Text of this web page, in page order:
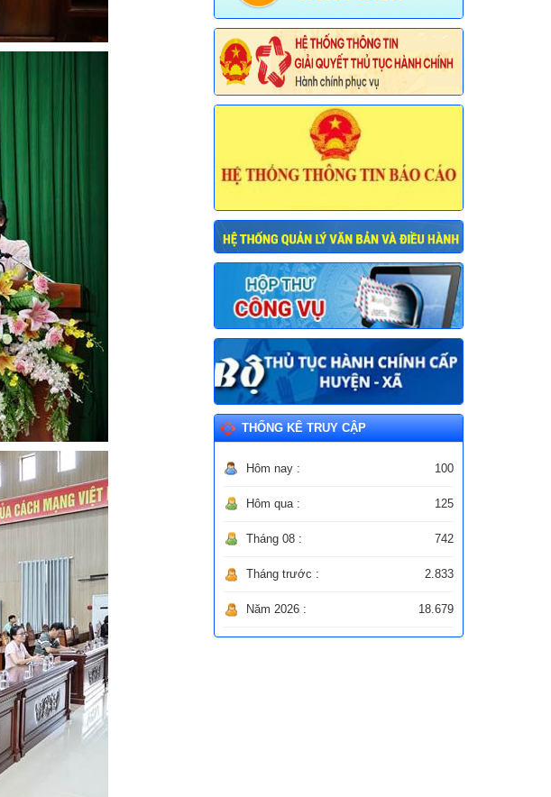
Sở Xây dựng)
Ngày ban hành: (30/07/2026)
Số:677/TB-UBND
Tên: (Thông báo về việc công bố Danh
mục thủ tục hành chính được sửa đổi,
bổ sung lĩnh vực an toàn bức xạ và hạt
nhân thuộc phạm vi chức năng quản lý
của Sở Khoa học và Công nghệ)
Ngày ban hành: (30/07/2026)
Tên:(Thông báo về việc công bố Danh
mục thủ tục hành chính mới ban hành
và bị bãi bỏ lĩnh vực Viên chức thuộc
phạm vi chức năng quản lý của Sở Nội
Ngày ban hành: (30/07/2026)
THỐNG KÊ TRUY CẬP
Hôm nay : 100
Hôm qua : 125
Tháng 08 : 742
Tháng trước : 2.833
Năm 2026 : 18.679